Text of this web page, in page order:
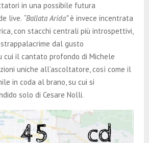
in una possibile futura
live. “Ballata Arida”è invece incentrata
con stacchi centrali più introspettivi,
dal gusto
cui il cantato profondo di Michele
uniche all’ascoltatore, così come il
in coda al brano, su cui si
solo di Cesare Nolli.